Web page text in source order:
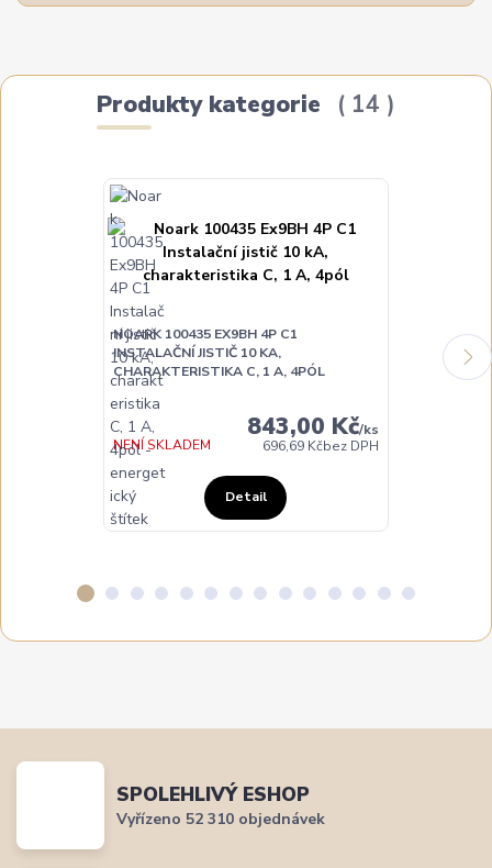
Produkty kategorie 14
NOARK 100435 EX9BH 4P C1
INSTALAČNÍ JISTIČ 10 KA,
CHARAKTERISTIKA C, 1 A, 4PÓL
843,00 Kč/ks
696,69 Kčbez DPH
NENÍ SKLADEM
Detail
NOARK
INSTALAČNÍ
SPOLEHLIVÝ ESHOP
Vyřízeno 52 310 objednávek